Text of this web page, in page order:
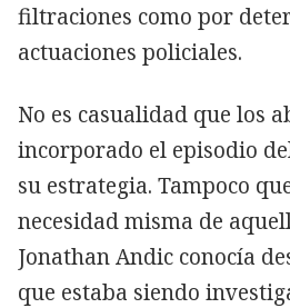
filtraciones como por
actuaciones policiales.
No es casualidad que los
incorporado el episodio
su estrategia. Tampoco
necesidad misma de
Jonathan Andic conocía
que estaba siendo